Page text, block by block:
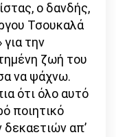
ο δανδής,
Τσουκαλά
την
ζωή του
να ψάχνω.
ότι όλο αυτό
ποιητικό
απ’